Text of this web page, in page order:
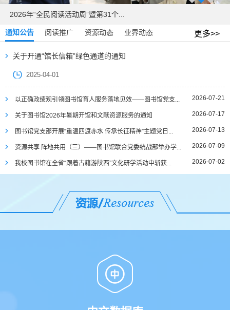
个...
通知公告 阅读推广 资源动态 业界动态 更多>>
关于开通“馆长信箱”绿色通道的通知
2025-04-01
以正确政绩观引领图书馆育人服务落地见效——图书馆党支... 2026-07-21
关于图书馆2026年暑期开馆和文献资源服务的通知 2026-07-17
图书馆党支部开展“重温四渡赤水 传承长征精神”主题党日... 2026-07-13
资源共享 阵地共用（三）——图书馆联合党委统战部举办学... 2026-07-09
我校图书馆在全省“跟着古籍游陕西”文化研学活动中斩获... 2026-07-02